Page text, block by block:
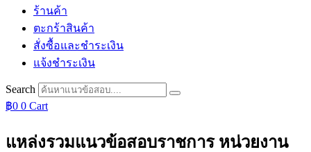
ร้านค้า
ตะกร้าสินค้า
สั่งซื้อและชำระเงิน
แจ้งชำระเงิน
Search
฿0 0 Cart
แหล่งรวมแนวข้อสอบราชการ หน่วยงาน